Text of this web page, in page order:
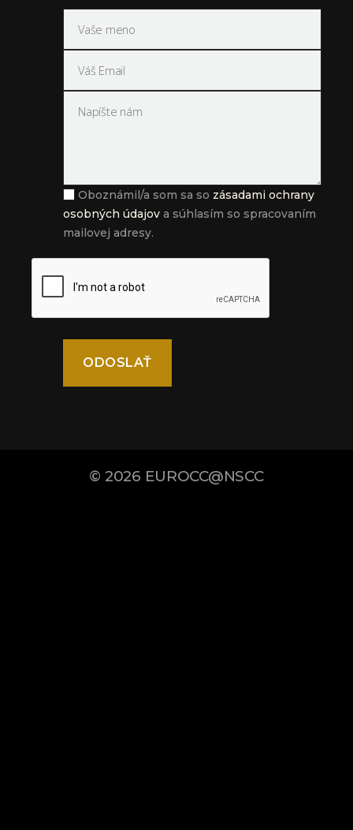
Oboznámil/a som sa so zásadami ochrany
osobných údajov a súhlasím so spracovaním
mailovej adresy.
© 2026 EUROCC@NSCC